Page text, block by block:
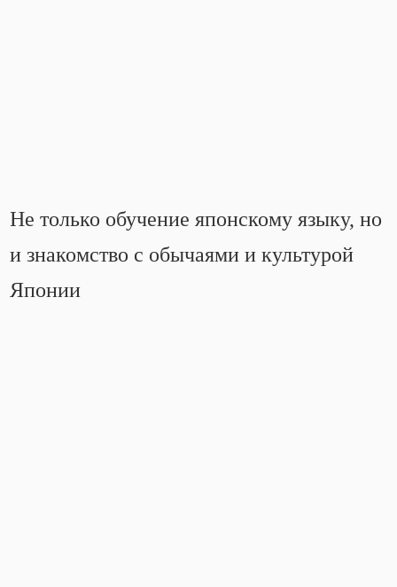
Не только обучение японскому языку, но
и знакомство с обычаями и культурой
Японии